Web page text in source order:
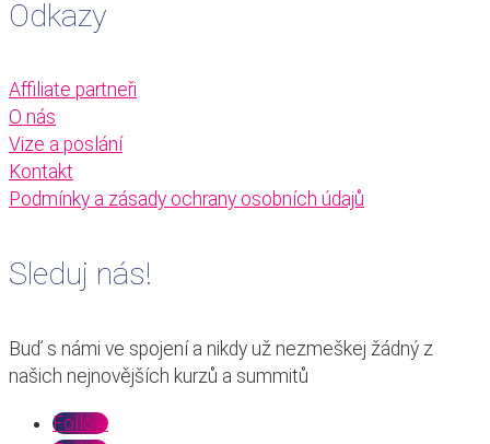
Odkazy
Affiliate partneři
O nás
Vize a poslání
Kontakt
Podmínky a zásady ochrany osobních údajů
Sleduj nás!
Buď s námi ve spojení a nikdy už nezmeškej žádný z
našich nejnovějších kurzů a summitů
Follow